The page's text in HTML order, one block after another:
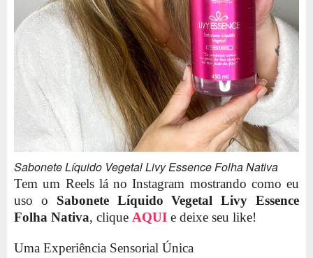
Sabonete Líquido Vegetal Livy Essence Folha Nativa
Tem um Reels lá no Instagram mostrando como eu
uso o Sabonete Líquido Vegetal Livy Essence
Folha Nativa, clique AQUI e deixe seu like!
Uma Experiência Sensorial Única